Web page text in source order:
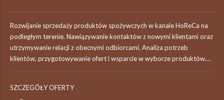
Rozwijanie sprzedaży produktów spożywczych w kanale HoReCa na
podległym terenie. Nawiązywanie kontaktów z nowymi klientami oraz
utrzymywanie relacji z obecnymi odbiorcami. Analiza potrzeb
klientów, przygotowywanie ofert i wsparcie w wyborze produktów....
SZCZEGÓŁY OFERTY